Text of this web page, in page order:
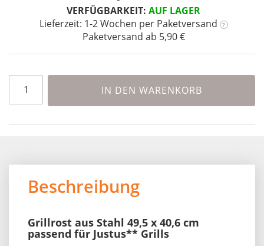
VERFÜGBARKEIT: AUF LAGER
Lieferzeit: 1-2 Wochen per Paketversand ?
Paketversand ab 5,90 €
IN DEN WARENKORB
Beschreibung
Grillrost aus Stahl 49,5 x 40,6 cm
passend für Justus** Grills